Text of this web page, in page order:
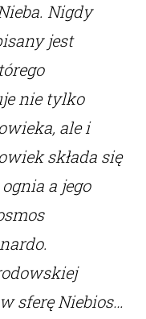
Nigdy
jest
nie tylko
ale i
składa się
a jego
sferę Niebios…